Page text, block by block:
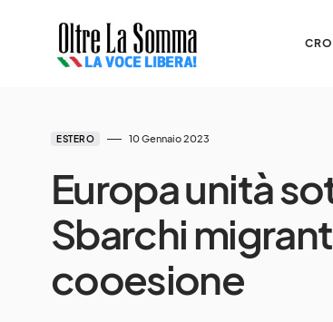
ESTERO 10 Gennaio 2023
Europa unità
Sbarchi
cooesione